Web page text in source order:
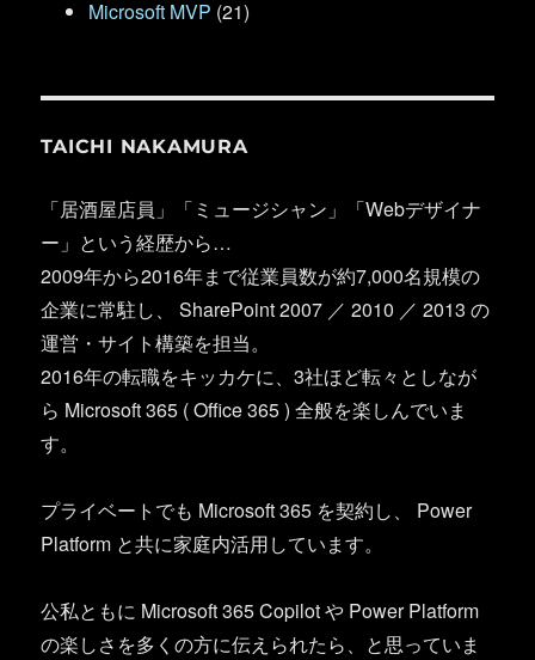
Microsoft MVP (21)
TAICHI NAKAMURA
「居酒屋店員」「ミュージシャン」「Webデザイナ
ー」という経歴から…
2009年から2016年まで従業員数が約7,000名規模の
企業に常駐し、 SharePoint 2007 ／ 2010 ／ 2013 の
運営・サイト構築を担当。
2016年の転職をキッカケに、3社ほど転々としなが
ら Microsoft 365 ( Office 365 ) 全般を楽しんでいま
す。
プライベートでも Microsoft 365 を契約し、 Power
Platform と共に家庭内活用しています。
公私ともに Microsoft 365 Copilot や Power Platform
の楽しさを多くの方に伝えられたら、と思っていま